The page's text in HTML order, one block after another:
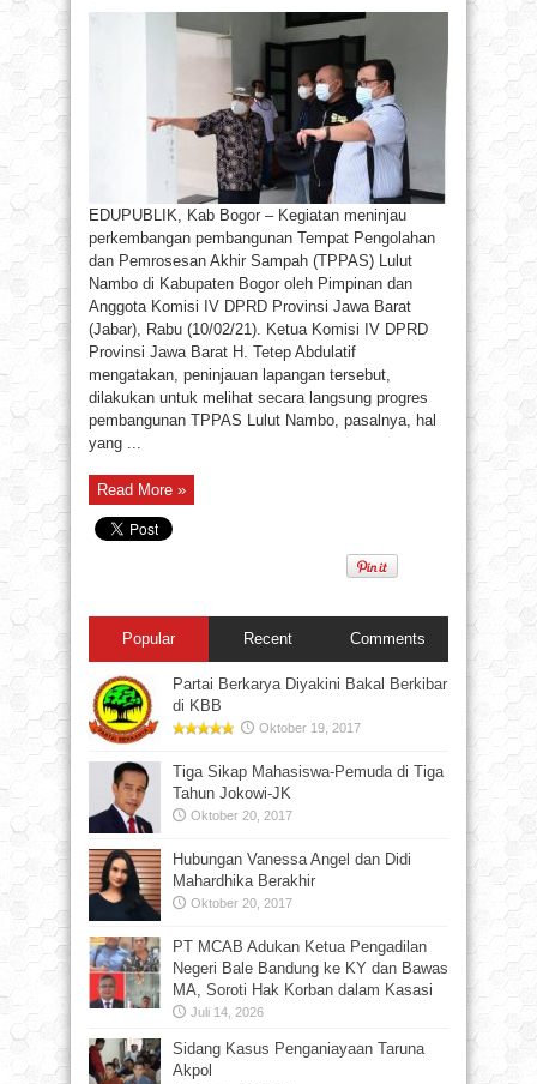
EDUPUBLIK, Kab Bogor – Kegiatan meninjau
perkembangan pembangunan Tempat Pengolahan
dan Pemrosesan Akhir Sampah (TPPAS) Lulut
Nambo di Kabupaten Bogor oleh Pimpinan dan
Anggota Komisi IV DPRD Provinsi Jawa Barat
(Jabar), Rabu (10/02/21). Ketua Komisi IV DPRD
Provinsi Jawa Barat H. Tetep Abdulatif
mengatakan, peninjauan lapangan tersebut,
dilakukan untuk melihat secara langsung progres
pembangunan TPPAS Lulut Nambo, pasalnya, hal
yang ...
Read More »
Popular Recent Comments
Partai Berkarya Diyakini Bakal Berkibar
di KBB
Oktober 19, 2017
Tiga Sikap Mahasiswa-Pemuda di Tiga
Tahun Jokowi-JK
Oktober 20, 2017
Hubungan Vanessa Angel dan Didi
Mahardhika Berakhir
Oktober 20, 2017
PT MCAB Adukan Ketua Pengadilan
Negeri Bale Bandung ke KY dan Bawas
MA, Soroti Hak Korban dalam Kasasi
Juli 14, 2026
Sidang Kasus Penganiayaan Taruna
Akpol